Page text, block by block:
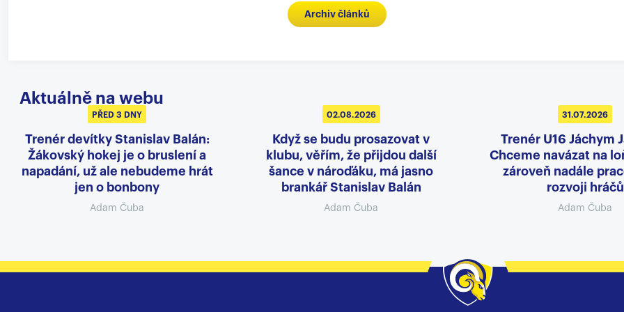
Archiv článků
Aktuálně na webu
PŘED 3 DNY
Trenér devítky Stanislav Balán:
Žákovský hokej je o bruslení a
napadání, už ale nebudeme hrát
jen o bonbony
Adam Čuba
02.08.2026
Když se budu prosazovat v
klubu, věřím, že přijdou další
šance v nároďáku, má jasno
brankář Stanislav Balán
Adam Čuba
31.07.2026
Trenér U16 Jáchym
Chceme navázat na
zároveň nadále
rozvoji hráčů
Adam Čuba